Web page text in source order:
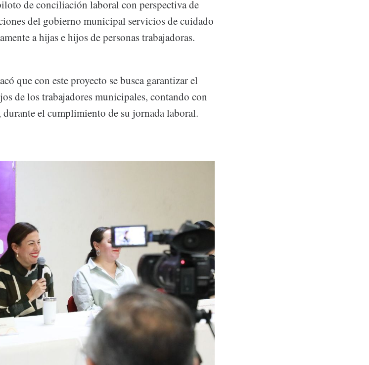
de conciliación laboral con perspectiva de
del gobierno municipal servicios de cuidado
a hijas e hijos de personas trabajadoras.
que con este proyecto se busca garantizar el
de los trabajadores municipales, contando con
el cumplimiento de su jornada laboral.